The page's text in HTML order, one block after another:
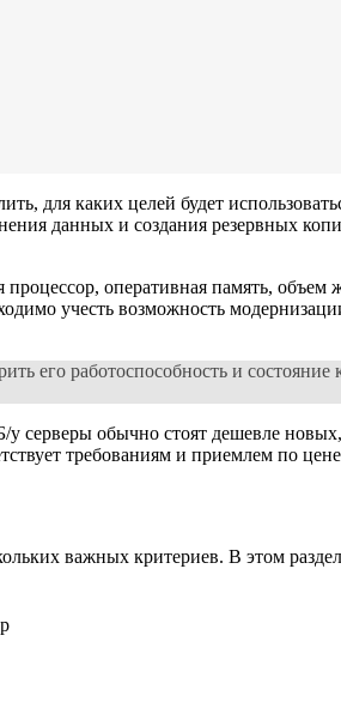
для каких целей будет
данных и создания резервных
оперативная память,
учесть возможность
его работоспособность и
обычно стоят дешевле
требованиям и приемлем по
важных критериев. В этом